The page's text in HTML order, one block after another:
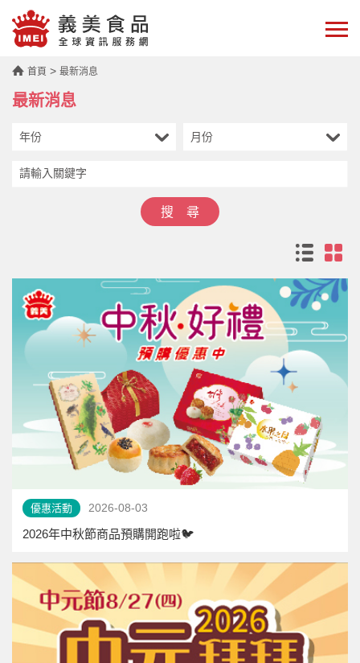
義美食品線上購
實驗室
人才招募
首頁 > 最新消息
最新消息
搜 尋
優惠活動 2026-08-03
2026年中秋節商品預購開跑啦🐦